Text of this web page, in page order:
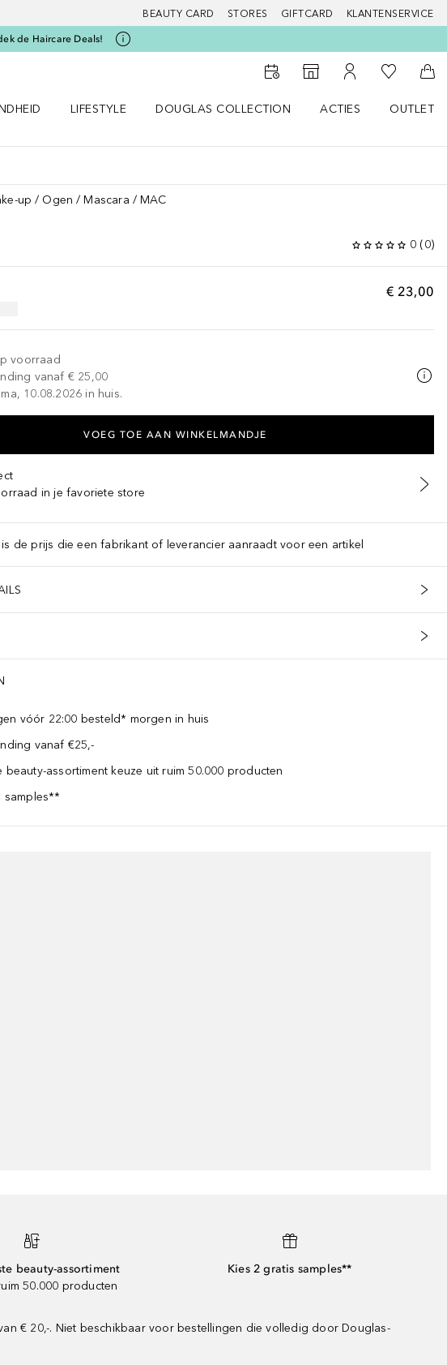
BEAUTY CARD STORES GIFTCARD KLANTENSERVICE
de Haircare Deals!
Naar StorefinderNaar Mijn Account
Naar Mijn
LIFESTYLE
DOUGLAS COLLECTION
ACTIES
OUTLET
up Ogen Mascara MAC
0 (0)
€ 23,00
voorraad
vanaf € 25,00
10.08.2026 in huis.
VOEG TOE AAN WINKELMANDJE
in je favoriete store
de prijs die een fabrikant of leverancier aanraadt voor een artikel
vóór 22:00 besteld* morgen in huis
vanaf €25,-
beauty-assortiment keuze uit ruim 50.000 producten
samples**
beauty-assortiment
50.000 producten
Kies 2 gratis samples**
€ 20,-. Niet beschikbaar voor bestellingen die volledig door Douglas-